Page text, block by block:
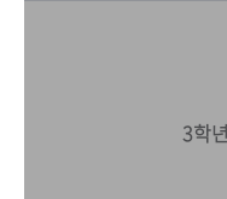
3학년